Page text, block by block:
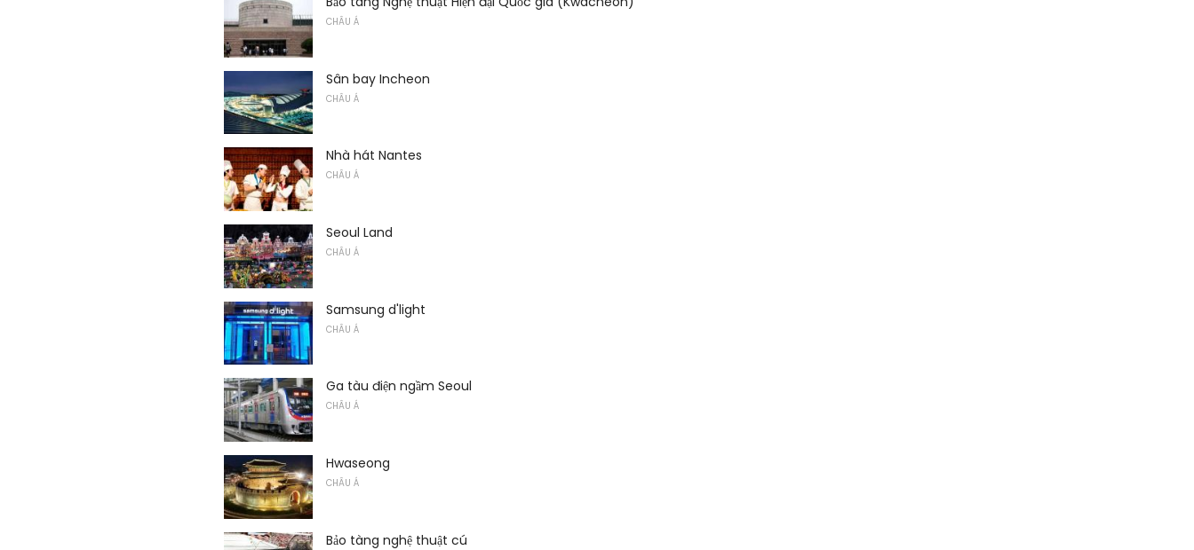
CHÂU Á
Sân bay Incheon
CHÂU Á
Nhà hát Nantes
CHÂU Á
Seoul Land
CHÂU Á
Samsung d'light
CHÂU Á
Ga tàu điện ngầm Seoul
CHÂU Á
Hwaseong
CHÂU Á
Bảo tàng nghệ thuật cú